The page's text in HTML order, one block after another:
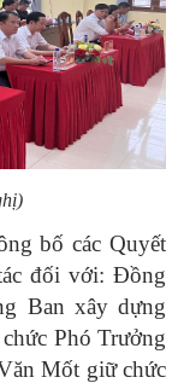
bố các Quyết
đối với: Đồng
Ban xây dựng
Phó Trưởng
Mốt giữ chức